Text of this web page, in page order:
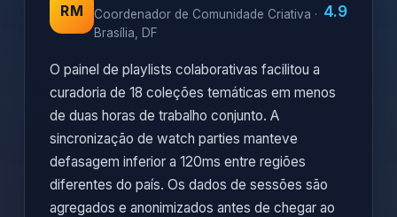
RM
Coordenador de Comunidade Criativa ·
Brasília, DF
4.9
O painel de playlists colaborativas facilitou a
curadoria de 18 coleções temáticas em menos
de duas horas de trabalho conjunto. A
sincronização de watch parties manteve
defasagem inferior a 120ms entre regiões
diferentes do país. Os dados de sessões são
agregados e anonimizados antes de chegar ao